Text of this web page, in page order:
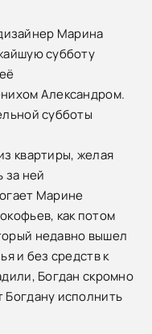
Марина
субботу
Александром.
субботы
квартиры, желая
за ней
Марине
как потом
недавно вышел
и без средств к
Богдан скромно
Богдану исполнить